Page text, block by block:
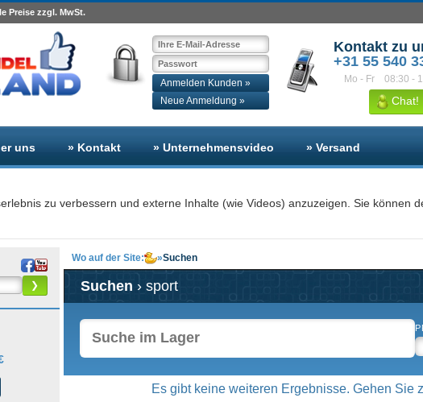
Preise zzgl. MwSt.
Anmelden Kunden »
Neue Anmeldung »
Kontakt zu
+31 55 540
Mo - Fr 08:30 -
Chat!
uns » Kontakt » Unternehmensvideo » Versand
zu verbessern und externe Inhalte (wie Videos) anzuzeigen. Sie können
❯
Wo auf der Site: »Suchen
Suchen › sport
Es gibt keine weiteren Ergebnisse. Gehen Sie